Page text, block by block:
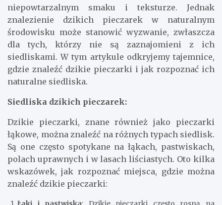
niepowtarzalnym smaku i teksturze. Jednak
znalezienie dzikich pieczarek w naturalnym
środowisku może stanowić wyzwanie, zwłaszcza
dla tych, którzy nie są zaznajomieni z ich
siedliskami. W tym artykule odkryjemy tajemnice,
gdzie znaleźć dzikie pieczarki i jak rozpoznać ich
naturalne siedliska.
Siedliska dzikich pieczarek:
Dzikie pieczarki, znane również jako pieczarki
łąkowe, można znaleźć na różnych typach siedlisk.
Są one często spotykane na łąkach, pastwiskach,
polach uprawnych i w lasach liściastych. Oto kilka
wskazówek, jak rozpoznać miejsca, gdzie można
znaleźć dzikie pieczarki: